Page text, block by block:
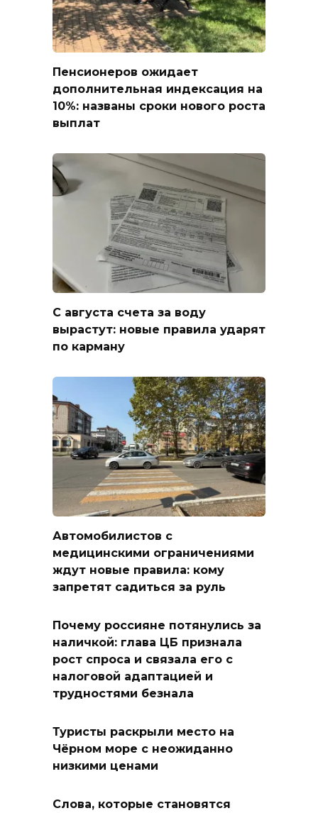
Пенсионеров ожидает
дополнительная индексация на
10%: названы сроки нового роста
выплат
С августа счета за воду
вырастут: новые правила ударят
по карману
Автомобилистов с
медицинскими ограничениями
ждут новые правила: кому
запретят садиться за руль
Почему россияне потянулись за
наличкой: глава ЦБ признала
рост спроса и связала его с
налоговой адаптацией и
трудностями безнала
Туристы раскрыли место на
Чёрном море с неожиданно
низкими ценами
Слова, которые становятся